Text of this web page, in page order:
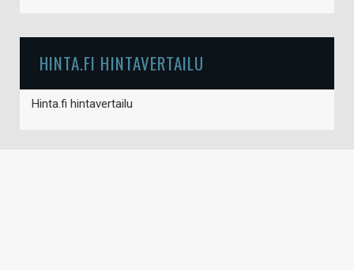
HINTA.FI HINTAVERTAILU
Hinta.fi hintavertailu